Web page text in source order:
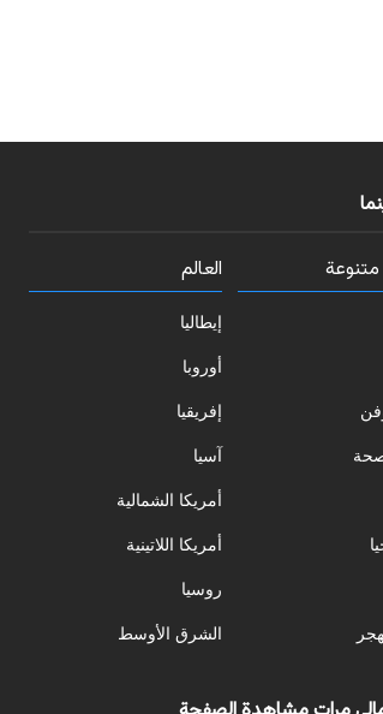
العالم
إيطاليا
أوروبا
إفريقيا
آسيا
أمريكا الشمالية
أمريكا اللاتينية
روسيا
الشرق الأوسط